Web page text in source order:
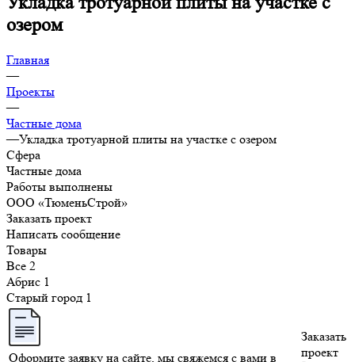
озером
Главная
—
Проекты
—
Частные дома
—Укладка тротуарной плиты на участке с озером
Сфера
Частные дома
Работы выполнены
ООО «ТюменьСтрой»
Заказать проект
Написать сообщение
Товары
Все 2
Абрис 1
Старый город 1
Оформите заявку на сайте, мы свяжемся с вами в
Заказать
проект